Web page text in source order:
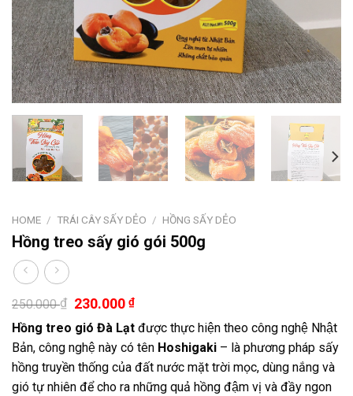
HOME / TRÁI CÂY SẤY DẺO / HỒNG SẤY DẺO
Hồng treo sấy gió gói 500g
250.000₫ 230.000 ₫
Hồng treo gió Đà Lạt được thực hiện theo công nghệ Nhật
Bản, công nghệ này có tên Hoshigaki – là phương pháp sấy
hồng truyền thống của đất nước mặt trời mọc, dùng nắng và
gió tự nhiên để cho ra những quả hồng đậm vị và đầy ngon